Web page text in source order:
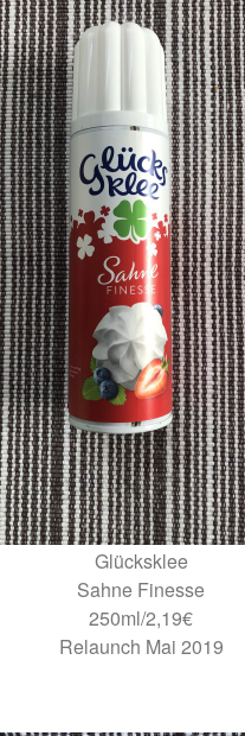
Glücksklee
Sahne Finesse
250ml/2,19€
Relaunch Mai 2019